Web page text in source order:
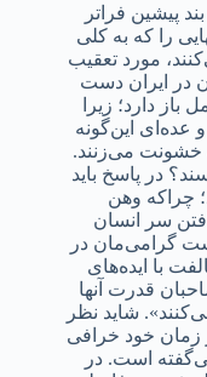
پیشین فراتر
را که به ‌کلی
مورد تعقیب
در ایران دست
باز دارد؛ زیرا
این‌گونه
خشونت می‌زنند.
در پاسخ باید
چراکه وهن
سر انسان
گرامی‌مان در
با ایده‌های
قدرت آنها
شاید نظر
زمان خود خرافی
است. در